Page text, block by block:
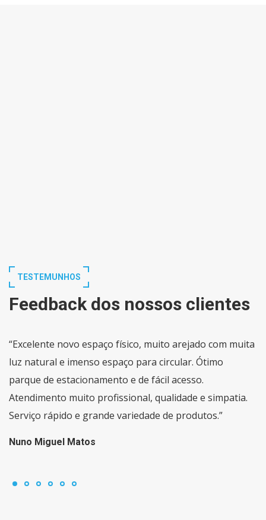
TESTEMUNHOS
Feedback dos nossos clientes
“Excelente novo espaço físico, muito arejado com muita
luz natural e imenso espaço para circular. Ótimo
parque de estacionamento e de fácil acesso.
Atendimento muito profissional, qualidade e simpatia.
Serviço rápido e grande variedade de produtos.”
Nuno Miguel Matos